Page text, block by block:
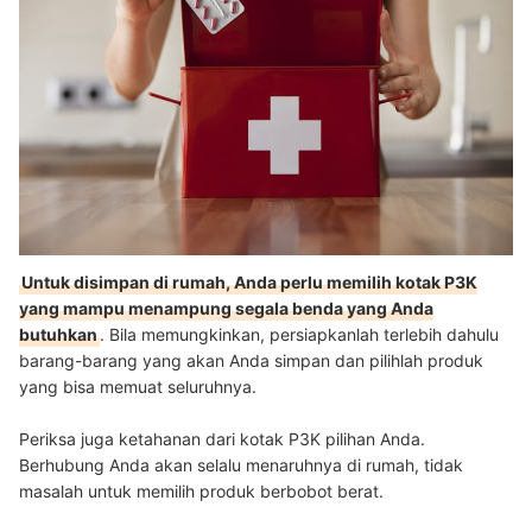
Untuk disimpan di rumah, Anda perlu memilih kotak P3K
yang mampu menampung segala benda yang Anda
butuhkan. Bila memungkinkan, persiapkanlah terlebih dahulu
barang-barang yang akan Anda simpan dan pilihlah produk
yang bisa memuat seluruhnya.
Periksa juga ketahanan dari kotak P3K pilihan Anda.
Berhubung Anda akan selalu menaruhnya di rumah, tidak
masalah untuk memilih produk berbobot berat.